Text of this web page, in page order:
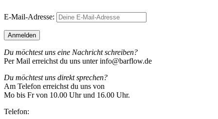
E-Mail-Adresse:
Du möchtest uns eine Nachricht schreiben?
Per Mail erreichst du uns unter info@barflow.de
Du möchtest uns direkt sprechen?
Am Telefon erreichst du uns von
Mo bis Fr von 10.00 Uhr und 16.00 Uhr.
Telefon: